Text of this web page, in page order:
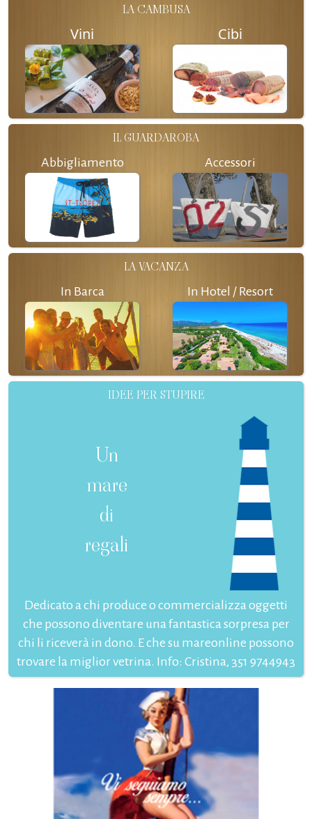
LA CAMBUSA
Vini Cibi
IL GUARDAROBA
Abbigliamento Accessori
LA VACANZA
In Barca In Hotel / Resort
IDEE PER STUPIRE
Un
mare
di
regali
Dedicato a chi produce o commercializza oggetti
che possono diventare una fantastica sorpresa per
chi li riceverà in dono. E che su mareonline possono
trovare la miglior vetrina. Info: Cristina, 351 9744943